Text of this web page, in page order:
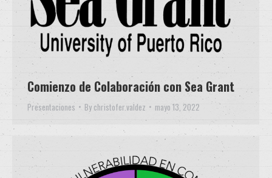
Comienzo de Colaboración con Sea Grant
Presentaciones By christofer.valdez mayo 13, 2022